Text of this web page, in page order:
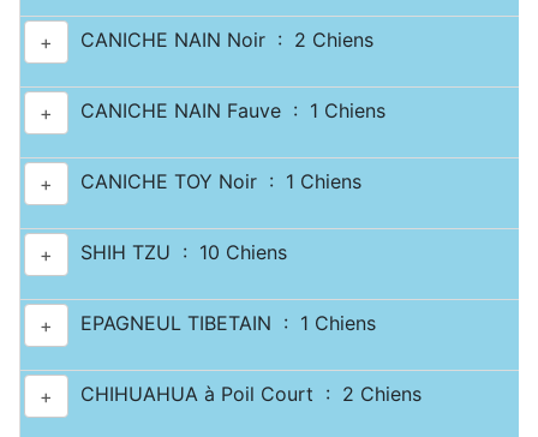
+ CANICHE NAIN Noir : 2 Chiens
+ CANICHE NAIN Fauve : 1 Chiens
+ CANICHE TOY Noir : 1 Chiens
+ SHIH TZU : 10 Chiens
+ EPAGNEUL TIBETAIN : 1 Chiens
+ CHIHUAHUA à Poil Court : 2 Chiens